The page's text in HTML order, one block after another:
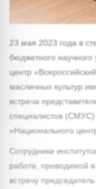
23 мая 2023 года в
бюджетного
центр
масличных культур
встреча
специалистов
«Национального
Сотрудники
работе, проводимой
встречу